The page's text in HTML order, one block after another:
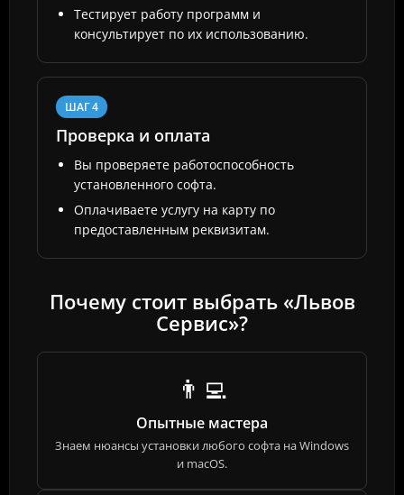
Тестирует работу программ и
консультирует по их использованию.
ШАГ 4
Проверка и оплата
Вы проверяете работоспособность
установленного софта.
Оплачиваете услугу на карту по
предоставленным реквизитам.
Почему стоит выбрать «Львов
Сервис»?
👨‍💻
Опытные мастера
Знаем нюансы установки любого софта на Windows
и macOS.